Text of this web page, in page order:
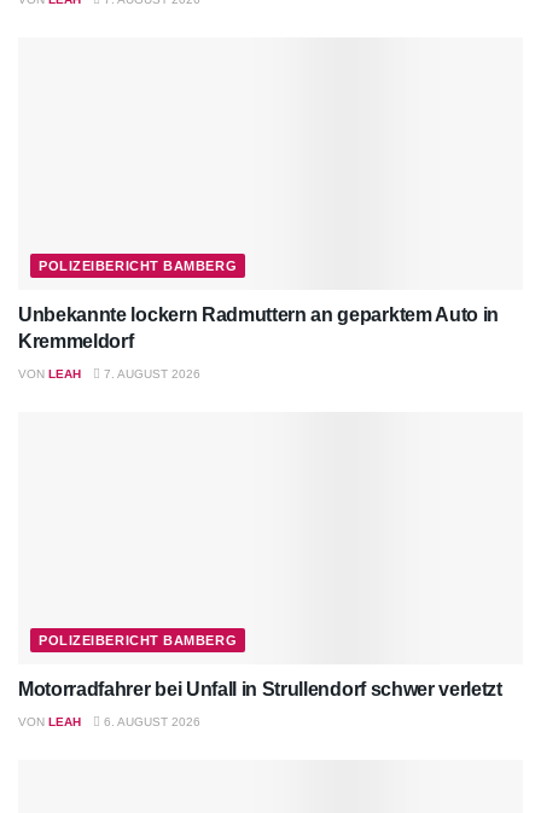
POLIZEIBERICHT BAMBERG
Unbekannte lockern Radmuttern an geparktem Auto in
Kremmeldorf
VON LEAH 7. AUGUST 2026
POLIZEIBERICHT BAMBERG
Motorradfahrer bei Unfall in Strullendorf schwer verletzt
VON LEAH 6. AUGUST 2026